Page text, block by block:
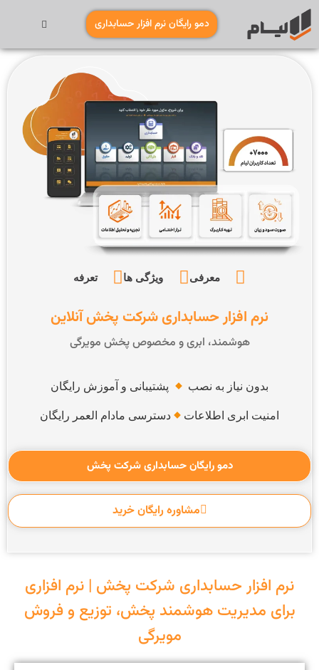
دمو رایگان نرم افزار حسابداری
نرم افزار حسابداری شرکت پخش آنلاین
هوشمند، ابری و مخصوص پخش مویرگی
بدون نیاز به نصب پشتیبانی و آموزش رایگان
امنیت ابری اطلاعات دسترسی مادام العمر رایگان
دمو رایگان حسابداری شرکت پخش
مشاوره رایگان خرید
معرفی ویژگی ها تعرفه
نرم افزار حسابداری شرکت پخش | نرم افزاری
برای مدیریت هوشمند پخش، توزیع و فروش
مویرگی